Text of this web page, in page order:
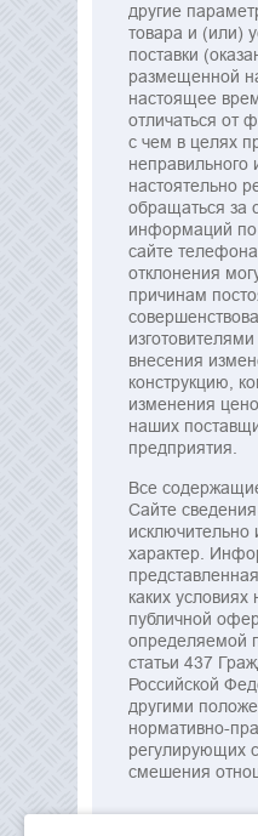
другие
товара и (или)
поставки
размещенной
настоящее
отличаться от
с чем в целях
настоятельно
обращаться за
информаций
сайте
отклонения
причинам
внесения
конструкцию,
изменения
наших
предприятия.
Все
Сайте
характер.
каких условиях
публичной
определяемой
статьи 437
Российской
другими
нормативно-
регулирующих
смешения